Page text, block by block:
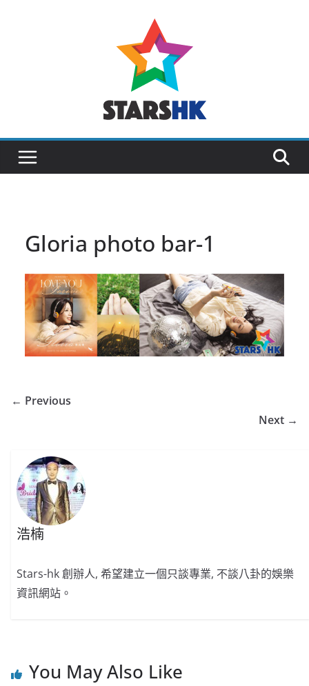
Gloria photo bar-1
← Previous
Next →
浩楠
Stars-hk 創辦人, 希望建立一個只談專業, 不談八卦的娛樂
資訊網站。
You May Also Like